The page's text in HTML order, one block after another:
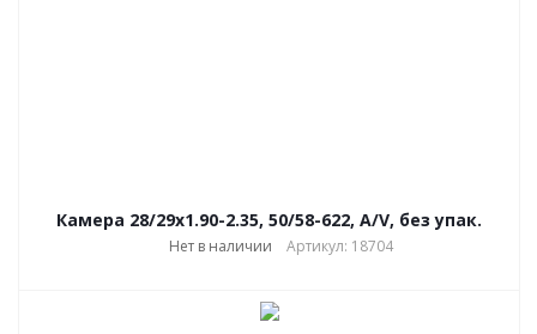
Камера 28/29x1.90-2.35, 50/58-622, A/V, без упак.
Нет в наличии Артикул: 18704